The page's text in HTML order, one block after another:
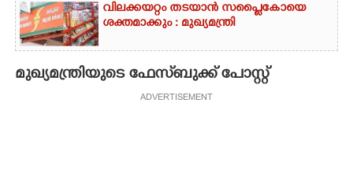
വിലക്കയറ്റം തടയാൻ സപ്ലൈകോയെ
ശക്തമാക്കും : മുഖ്യമന്ത്രി
മുഖ്യമന്ത്രിയുടെ ഫേസ്‌ബുക്ക് പോസ്റ്റ്
ADVERTISEMENT